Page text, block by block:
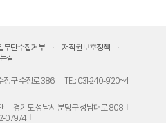
무단수집거부
저작권보호정책
길
정구 수정로 386
TEL: 031-240-9120~4
경기도 성남시 분당구 성남대로 808
07974